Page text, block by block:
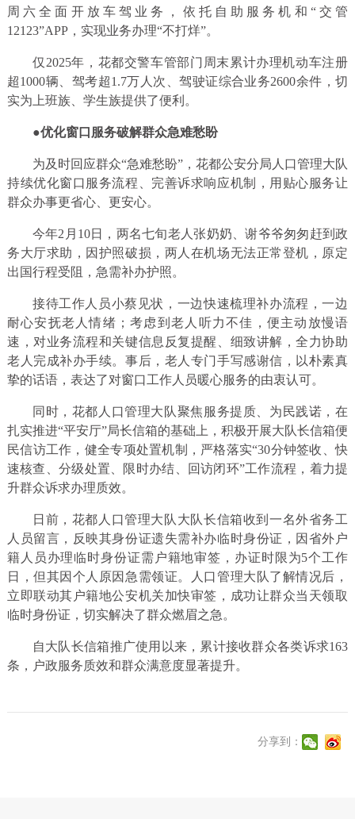
周六全面开放车驾业务，依托自助服务机和“交管
12123”APP，实现业务办理“不打烊”。
仅2025年，花都交警车管部门周末累计办理机动车注册
超1000辆、驾考超1.7万人次、驾驶证综合业务2600余件，切
实为上班族、学生族提供了便利。
●优化窗口服务破解群众急难愁盼
为及时回应群众“急难愁盼”，花都公安分局人口管理大队
持续优化窗口服务流程、完善诉求响应机制，用贴心服务让
群众办事更省心、更安心。
今年2月10日，两名七旬老人张奶奶、谢爷爷匆匆赶到政
务大厅求助，因护照破损，两人在机场无法正常登机，原定
出国行程受阻，急需补办护照。
接待工作人员小蔡见状，一边快速梳理补办流程，一边
耐心安抚老人情绪；考虑到老人听力不佳，便主动放慢语
速，对业务流程和关键信息反复提醒、细致讲解，全力协助
老人完成补办手续。事后，老人专门手写感谢信，以朴素真
挚的话语，表达了对窗口工作人员暖心服务的由衷认可。
同时，花都人口管理大队聚焦服务提质、为民践诺，在
扎实推进“平安厅”局长信箱的基础上，积极开展大队长信箱便
民信访工作，健全专项处置机制，严格落实“30分钟签收、快
速核查、分级处置、限时办结、回访闭环”工作流程，着力提
升群众诉求办理质效。
日前，花都人口管理大队大队长信箱收到一名外省务工
人员留言，反映其身份证遗失需补办临时身份证，因省外户
籍人员办理临时身份证需户籍地审签，办证时限为5个工作
日，但其因个人原因急需领证。人口管理大队了解情况后，
立即联动其户籍地公安机关加快审签，成功让群众当天领取
临时身份证，切实解决了群众燃眉之急。
自大队长信箱推广使用以来，累计接收群众各类诉求163
条，户政服务质效和群众满意度显著提升。
分享到：